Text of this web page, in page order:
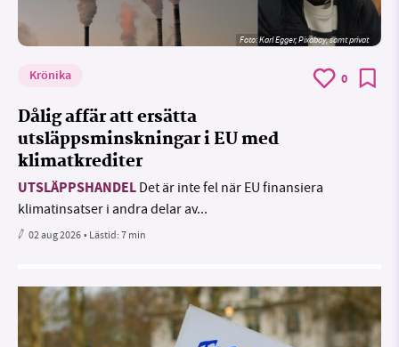
Foto:Karl Egger, Pixabay, samt privat
Krönika 0
Dålig affär att ersätta
utsläppsminskningar i EU med
klimatkrediter
UTSLÄPPSHANDEL Det är inte fel när EU finansiera
klimatinsatser i andra delar av...
02 aug 2026• Lästid:7 min